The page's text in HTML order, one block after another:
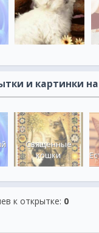
и картинки
Священные
кошки
к открытке: 0